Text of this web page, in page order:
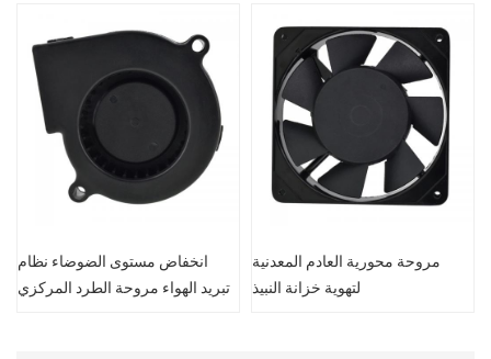
انخفاض مستوى الضوضاء نظام
تبريد الهواء مروحة الطرد المركزي
مروحة محورية العادم المعدنية
لتهوية خزانة النبيذ